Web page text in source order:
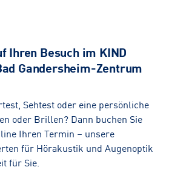
Ihren Besuch im KIND
Gandersheim-Zentrum
Sehtest oder eine persönliche
oder Brillen? Dann buchen Sie
Ihren Termin – unsere
für Hörakustik und Augenoptik
für Sie.